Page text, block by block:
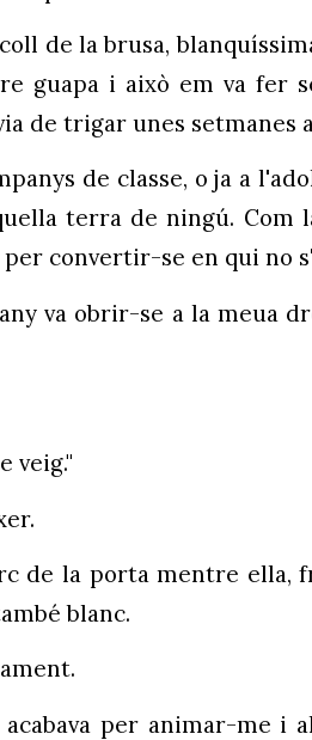
de la brusa,
guapa i això em va fer
de trigar unes setmanes
de classe, o ja a
terra de ningú.
convertir-se en qui no
va obrir-se a la meua
veig."
de la porta mentre ella,
blanc.
per animar-me